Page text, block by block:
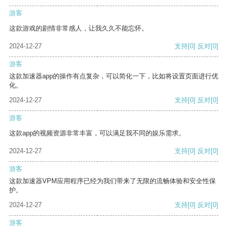
游客
这款游戏的剧情非常感人，让我久久不能忘怀。
2024-12-27 支持[0] 反对[0]
游客
这款加速器app的操作有点复杂，可以简化一下，比如将设置页面进行优
化。
2024-12-27
支持[0] 反对[0]
游客
这款app的视频资源非常丰富，可以满足我不同的娱乐需求。
2024-12-27 支持[0] 反对[0]
游客
这款加速器VPM应用程序已经为我们带来了无限的流畅体验和安全性保
护。
2024-12-27
支持[0] 反对[0]
游客